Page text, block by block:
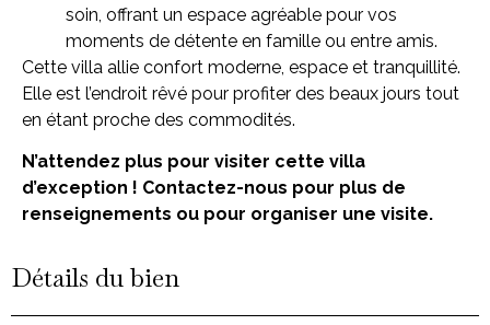
soin, offrant un espace agréable pour vos
moments de détente en famille ou entre amis.
Cette villa allie confort moderne, espace et tranquillité.
Elle est l’endroit rêvé pour profiter des beaux jours tout
en étant proche des commodités.
N’attendez plus pour visiter cette villa
d’exception ! Contactez-nous pour plus de
renseignements ou pour organiser une visite.
Détails du bien